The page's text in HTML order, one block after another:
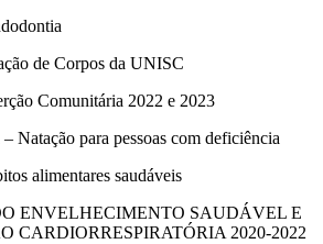
de Corpos da UNISC
Comunitária 2022 e 2023
Natação para pessoas com deficiência
alimentares saudáveis
ENVELHECIMENTO SAUDÁVEL E
CARDIORRESPIRATÓRIA 2020-2022